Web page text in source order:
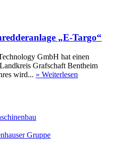
„E-Targo“
GmbH hat einen
Grafschaft Bentheim
wird... » Weiterlesen
Gruppe